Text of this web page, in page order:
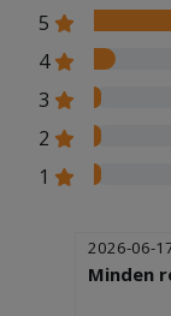
5
4
3
2
1
2026-06-
Minden